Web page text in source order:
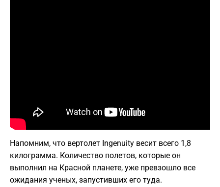
Напомним, что вертолет Ingenuity весит всего 1,8
килограмма. Количество полетов, которые он
выполнил на Красной планете, уже превзошло все
ожидания ученых, запустивших его туда.